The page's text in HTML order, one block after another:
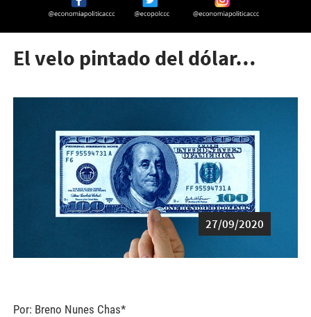
El velo pintado del dólar…
27/09/2020
Por: Breno Nunes Chas*